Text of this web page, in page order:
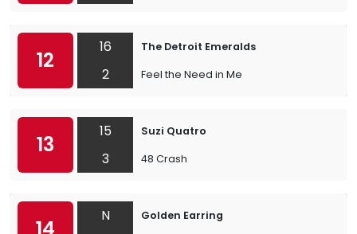
12
16
2
The Detroit Emeralds
Feel the Need in Me
13
15
3
Suzi Quatro
48 Crash
N
Golden Earring